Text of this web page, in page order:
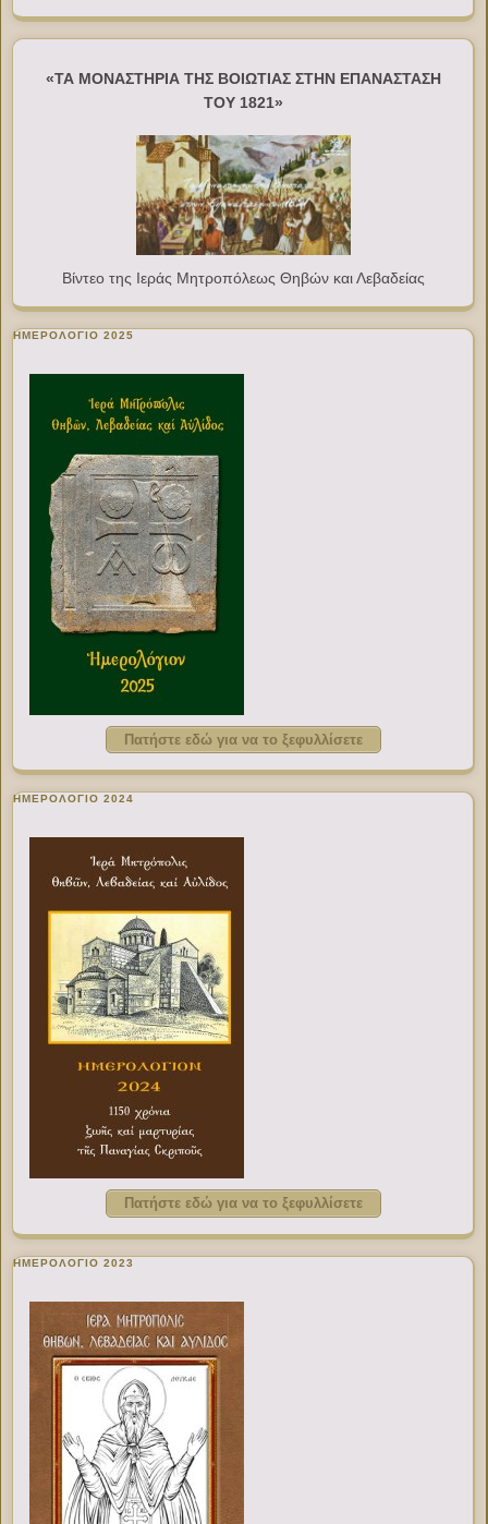
«ΤΑ ΜΟΝΑΣΤΗΡΙΑ ΤΗΣ ΒΟΙΩΤΙΑΣ ΣΤΗΝ ΕΠΑΝΑΣΤΑΣΗ
ΤΟΥ 1821»
Βίντεο της Ιεράς Μητροπόλεως Θηβών και Λεβαδείας
ΗΜΕΡΟΛΟΓΙΟ 2025
Πατήστε εδώ για να το ξεφυλλίσετε
ΗΜΕΡΟΛΟΓΙΟ 2024
Πατήστε εδώ για να το ξεφυλλίσετε
ΗΜΕΡΟΛΟΓΙΟ 2023